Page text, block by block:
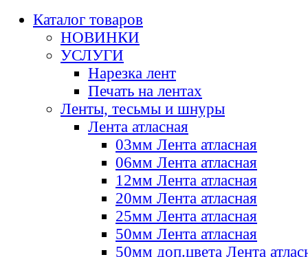
Каталог товаров
НОВИНКИ
УСЛУГИ
Нарезка лент
Печать на лентах
Ленты, тесьмы и шнуры
Лента атласная
03мм Лента атласная
06мм Лента атласная
12мм Лента атласная
20мм Лента атласная
25мм Лента атласная
50мм Лента атласная
50мм доп.цвета Лента